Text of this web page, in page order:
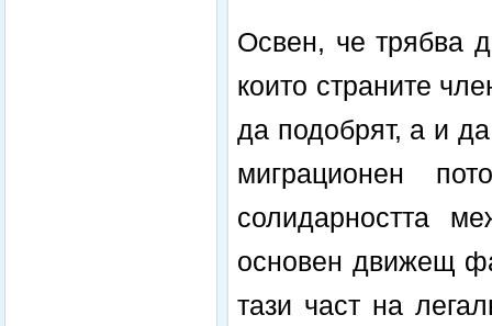
Освен, че трябва
които страните
да подобрят, а и
миграционен
солидарността
основен движещ
тази част на